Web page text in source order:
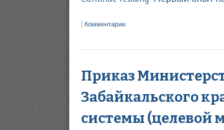
Комментарии
Приказ
Забайкальского
системы (целевой